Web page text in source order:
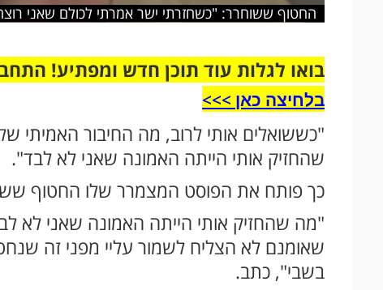
החטוף ששוחרר: "כשחזרתי ישר אמרתי לכולם שאני
בואו לגלות עוד תוכן חדש ומפתיע!
בלחיצה כאן >>>​
"כששואלים אותי לרוב, מה החיבור האמיתי
שהחזיק אותי הייתה האמונה שאני לא לבד".
כך פותח את הפוסט המצמרר שלו החטוף
"מה שהחזיק אותי הייתה האמונה שאני לא
שאומנם לא הצליח לשמור עליי מפני זה
בשבי", כתב.